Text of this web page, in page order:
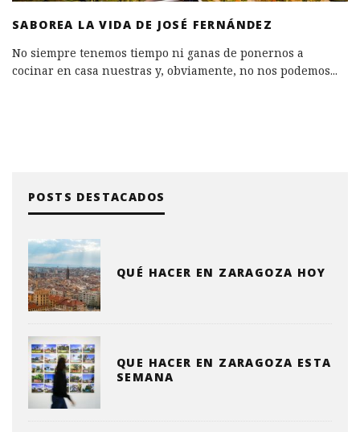
SABOREA LA VIDA DE JOSÉ FERNÁNDEZ
No siempre tenemos tiempo ni ganas de ponernos a
cocinar en casa nuestras y, obviamente, no nos podemos...
POSTS DESTACADOS
QUÉ HACER EN ZARAGOZA HOY
QUE HACER EN ZARAGOZA ESTA
SEMANA